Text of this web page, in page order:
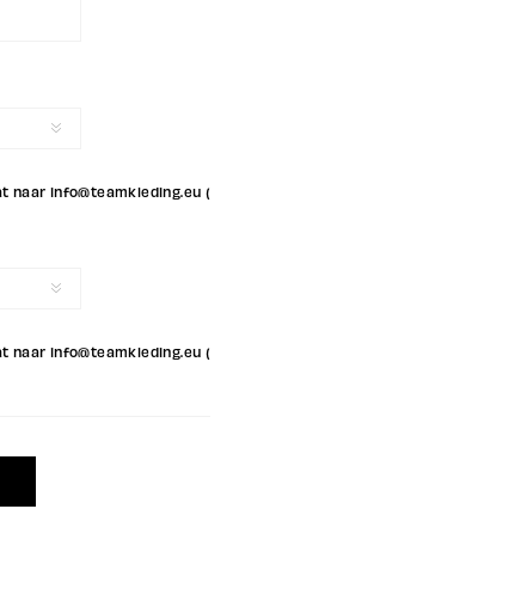
naar info@teamkleding.eu (Linkerborst)
naar info@teamkleding.eu (Achterkant)